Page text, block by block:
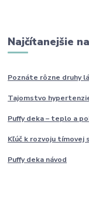
Najčítanejšie
Poznáte rôzne druhy
Tajomstvo
Puffy deka – teplo a
Kľúč k rozvoju tímovej
Puffy deka návod